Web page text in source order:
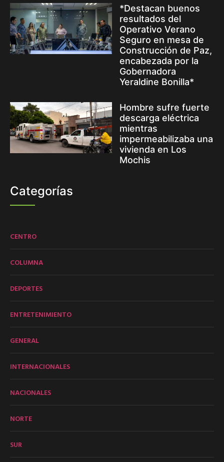
*Destacan buenos
resultados del
Operativo Verano
Seguro en mesa de
Construcción de Paz,
encabezada por la
Gobernadora
Yeraldine Bonilla*
Hombre sufre fuerte
descarga eléctrica
mientras
impermeabilizaba una
vivienda en Los
Mochis
Categorías
CENTRO
COLUMNA
DEPORTES
ENTRETENIMIENTO
GENERAL
INTERNACIONALES
NACIONALES
NORTE
SUR